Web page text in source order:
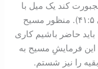
کند یک میل با
او بروی، دو میل همراهش برو.” (انجیل متی ۵:‏۴۱). منظور مسیح
باید حاضر باشیم کاری
این فرمایشِ مسيح به
را نیز شستم.